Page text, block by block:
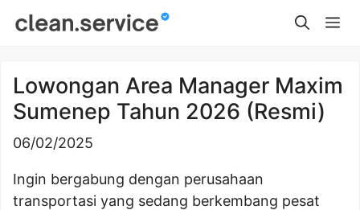
Lowongan Area Manager Maxim
Sumenep Tahun 2026 (Resmi)
06/02/2025
Ingin bergabung dengan perusahaan
transportasi yang sedang berkembang pesat